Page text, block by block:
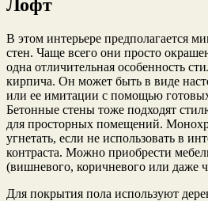
Лофт
В этом интерьере предполагается
стен. Чаще всего они просто
одна отличительная особенность
кирпича. Он может быть в виде
или ее имитации с помощью
Бетонные стены тоже подходят
для просторных помещений.
угнетать, если не использовать в
контраста. Можно приобрести
(вишневого, коричневого или даже
Для покрытия пола используют